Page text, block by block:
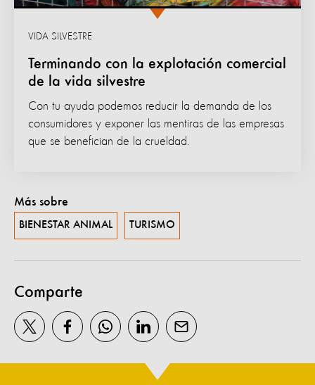
Terminando con la explotación comercial
de la vida silvestre
VIDA SILVESTRE
Con tu ayuda podemos reducir la demanda de los
consumidores y exponer las mentiras de las empresas
que se benefician de la crueldad.
Más sobre
BIENESTAR ANIMAL TURISMO
Comparte